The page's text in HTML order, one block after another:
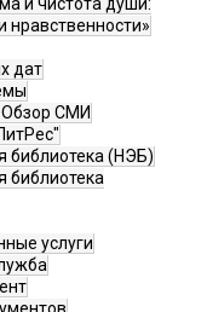
и чистота души:
нравственности»
дат
Обзор СМИ
библиотека (НЭБ)
библиотека
услуги